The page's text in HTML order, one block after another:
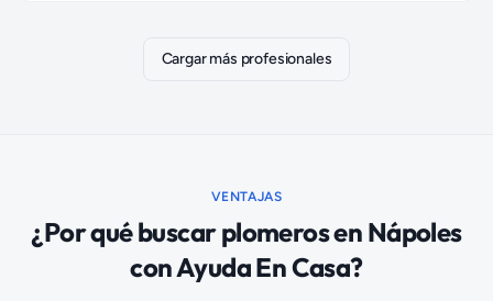
Cargar más profesionales
VENTAJAS
¿Por qué buscarplomerosen Nápoles
con Ayuda En Casa?